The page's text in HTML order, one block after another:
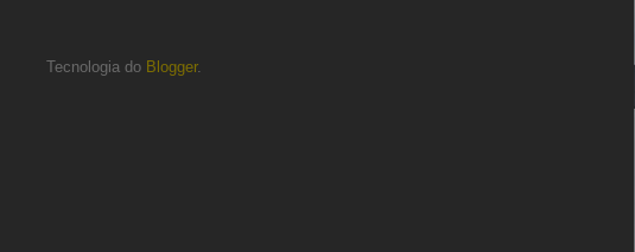
Tecnologia do Blogger.